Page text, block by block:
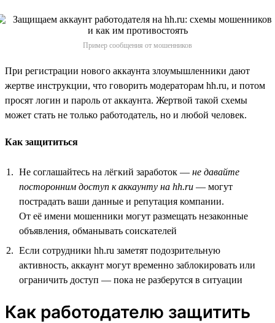
Пример сообщения от мошенников
При регистрации нового аккаунта злоумышленники дают
жертве инструкции, что говорить модераторам hh.ru, и потом
просят логин и пароль от аккаунта. Жертвой такой схемы
может стать не только работодатель, но и любой человек.
Как защититься
Не соглашайтесь на лёгкий заработок — не давайте
посторонним доступ к аккаунту на hh.ru — могут
пострадать ваши данные и репутация компании.
От её имени мошенники могут размещать незаконные
объявления, обманывать соискателей
Если сотрудники hh.ru заметят подозрительную
активность, аккаунт могут временно заблокировать или
ограничить доступ — пока не разберутся в ситуации
Как работодателю защитить